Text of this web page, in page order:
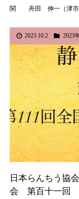
関 舟田 伸一（津市
2023.10.2 2023
日本らんちう
会 第百十一回